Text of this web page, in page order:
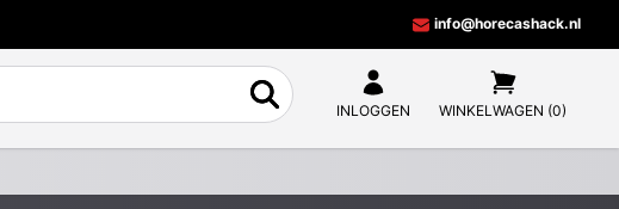
info@horecashack.nl
INLOGGEN WINKELWAGEN (0)